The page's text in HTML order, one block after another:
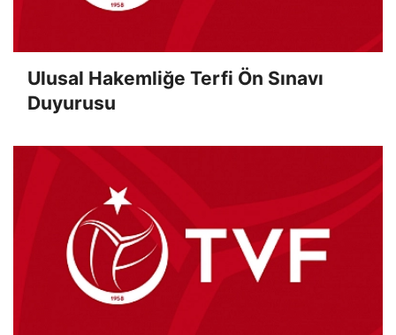
Ulusal Hakemliğe Terfi Ön Sınavı
Duyurusu